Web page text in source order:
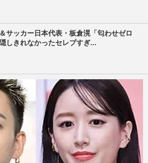
サッカー日本代表・板倉滉「匂わせゼロ
しきれなかったセレブすぎ...